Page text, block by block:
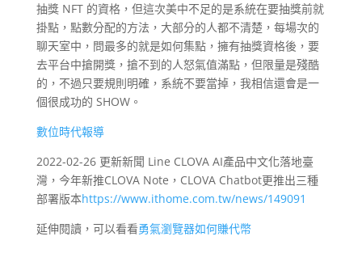
抽獎 NFT 的資格，但這次美中不足的是系統在要抽獎前就
掛點，點數分配的方法，大部分的人都不清楚，每場次的
聊天室中，問最多的就是如何集點，擁有抽獎資格後，要
去平台中搶開獎，搶不到的人怒氣值滿點，但限量是殘酷
的，不過只要規則明確，系統不要當掉，我相信還會是一
個很成功的 SHOW。
數位時代報導
2022-02-26 更新新聞 Line CLOVA AI產品中文化落地臺
灣，今年新推CLOVA Note，CLOVA Chatbot更推出三種
部署版本https://www.ithome.com.tw/news/149091
延伸閱讀，可以看看勇氣瀏覽器如何賺代幣